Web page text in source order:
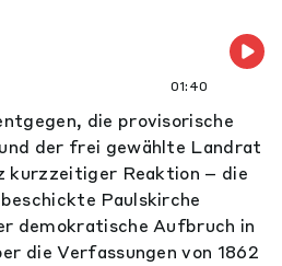
01:40
die provisorische
der frei gewählte Landrat
kurzzeitiger Reaktion – die
Paulskirche
demokratische Aufbruch in
die Verfassungen von 1862